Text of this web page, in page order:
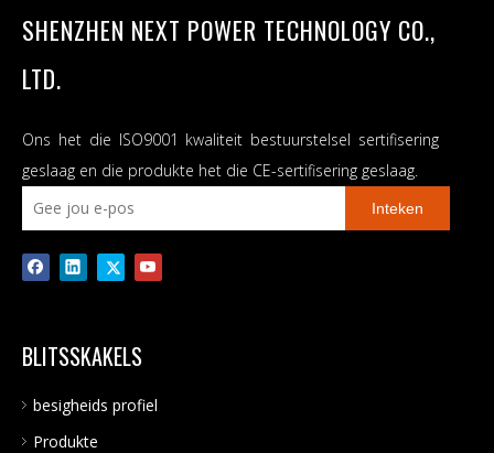
SHENZHEN NEXT POWER TECHNOLOGY CO.,
LTD.
Ons het die ISO9001 kwaliteit bestuurstelsel sertifisering
geslaag en die produkte het die CE-sertifisering geslaag.
Inteken
BLITSSKAKELS
besigheids profiel
Produkte